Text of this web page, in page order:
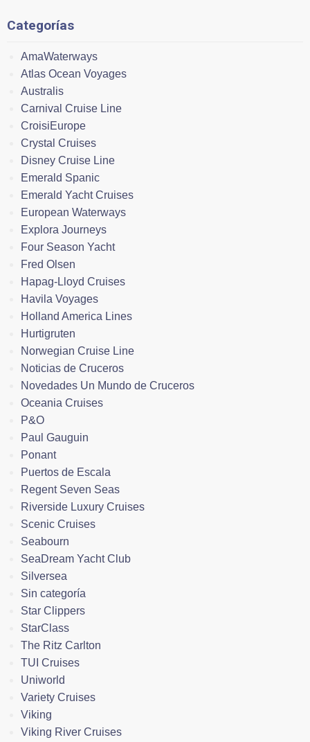
Categorías
AmaWaterways
Atlas Ocean Voyages
Australis
Carnival Cruise Line
CroisiEurope
Crystal Cruises
Disney Cruise Line
Emerald Spanic
Emerald Yacht Cruises
European Waterways
Explora Journeys
Four Season Yacht
Fred Olsen
Hapag-Lloyd Cruises
Havila Voyages
Holland America Lines
Hurtigruten
Norwegian Cruise Line
Noticias de Cruceros
Novedades Un Mundo de Cruceros
Oceania Cruises
P&O
Paul Gauguin
Ponant
Puertos de Escala
Regent Seven Seas
Riverside Luxury Cruises
Scenic Cruises
Seabourn
SeaDream Yacht Club
Silversea
Sin categoría
Star Clippers
StarClass
The Ritz Carlton
TUI Cruises
Uniworld
Variety Cruises
Viking
Viking River Cruises